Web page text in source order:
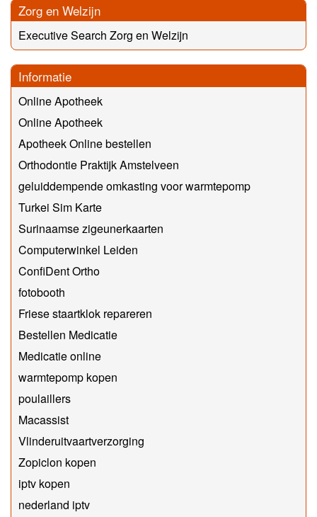
Zorg en Welzijn
Executive Search Zorg en Welzijn
Informatie
Online Apotheek
Online Apotheek
Apotheek Online bestellen
Orthodontie Praktijk Amstelveen
geluiddempende omkasting voor warmtepomp
Turkei Sim Karte
Surinaamse zigeunerkaarten
Computerwinkel Leiden
ConfiDent Ortho
fotobooth
Friese staartklok repareren
Bestellen Medicatie
Medicatie online
warmtepomp kopen
poulaillers
Macassist
Vlinderuitvaartverzorging
Zopiclon kopen
iptv kopen
nederland iptv